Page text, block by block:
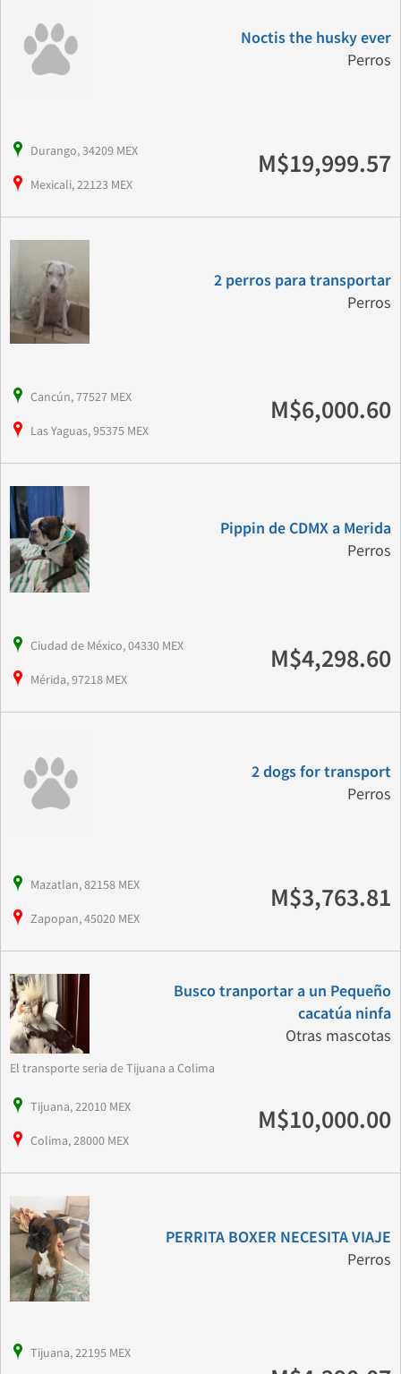
Noctis the husky ever
Perros
Durango, 34209 MEX
Mexicali, 22123 MEX
M$19,999.57
2 perros para transportar
Perros
Cancún, 77527 MEX
Las Yaguas, 95375 MEX
M$6,000.60
Pippin de CDMX a Merida
Perros
Ciudad de México, 04330 MEX
Mérida, 97218 MEX
M$4,298.60
2 dogs for transport
Perros
Mazatlan, 82158 MEX
Zapopan, 45020 MEX
M$3,763.81
Busco tranportar a un Pequeño
cacatúa ninfa
Otras mascotas
El transporte seria de Tijuana a Colima
Tijuana, 22010 MEX
Colima, 28000 MEX
M$10,000.00
PERRITA BOXER NECESITA VIAJE
Perros
Tijuana, 22195 MEX